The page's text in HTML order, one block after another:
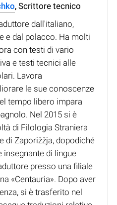
, Scrittore tecnico
dall'italiano,
e dal polacco. Ha molti
con testi di vario
e testi tecnici alle
Lavora
le sue conoscenze
tempo libero impara
Nel 2015 si è
di Filologia Straniera
di Zaporižžja, dopodiché
di lingue
presso una filiale
«Centauria». Dopo aver
si è trasferito nel